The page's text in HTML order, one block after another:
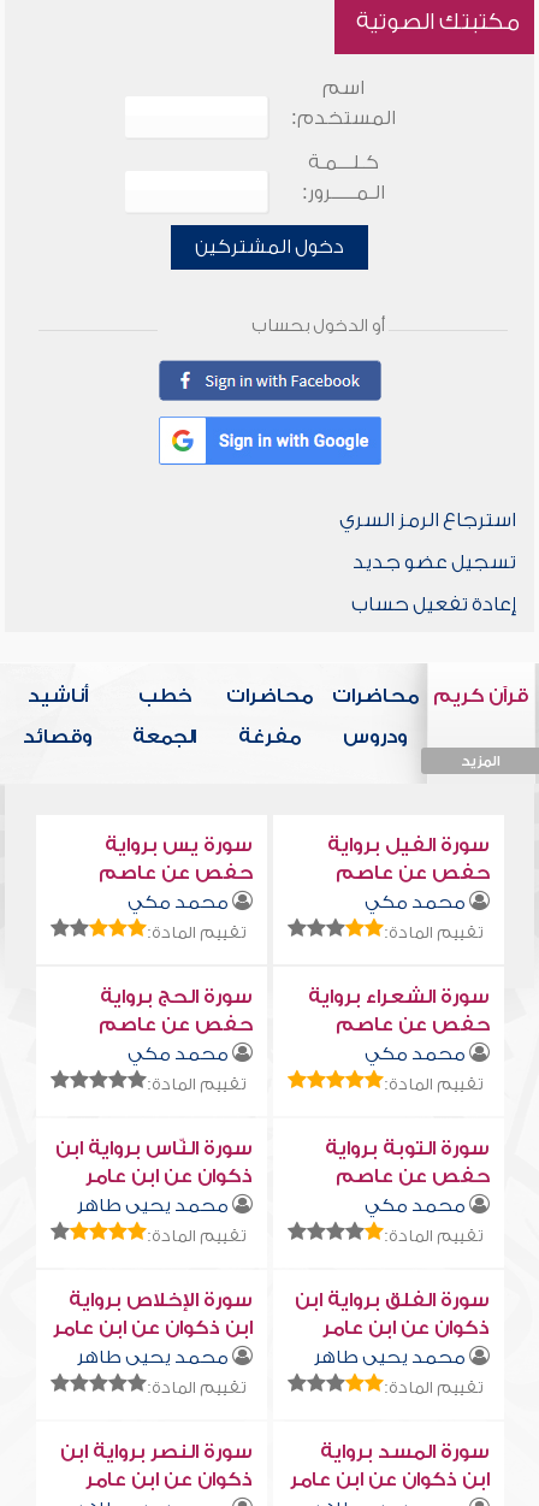
مكتبتك الصوتية
اسم
المستخدم:
كـلـــمـة
الـمـــــرور:
دخول المشتركين
أو الدخول بحساب
استرجاع الرمز السري
تسجيل عضو جديد
إعادة تفعيل حساب
قرآن كريم
المزيد
محاضرات
ودروس
محاضرات
مفرغة
خطب
الجمعة
أناشيد
وقصائد
سورة الفيل برواية
حفص عن عاصم
محمد مكي
تقييم المادة:
سورة يس برواية
حفص عن عاصم
محمد مكي
تقييم المادة:
سورة الشعراء برواية
حفص عن عاصم
محمد مكي
تقييم المادة:
سورة الحج برواية
حفص عن عاصم
محمد مكي
تقييم المادة:
سورة التوبة برواية
حفص عن عاصم
محمد مكي
تقييم المادة:
سورة النّاس برواية ابن
ذكوان عن ابن عامر
محمد يحيى طاهر
تقييم المادة:
سورة الفلق برواية ابن
ذكوان عن ابن عامر
محمد يحيى طاهر
تقييم المادة:
سورة الإخلاص برواية
ابن ذكوان عن ابن عامر
محمد يحيى طاهر
تقييم المادة:
سورة المسد برواية
ابن ذكوان عن ابن عامر
سورة النصر برواية ابن
ذكوان عن ابن عامر